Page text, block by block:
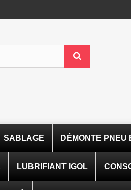
SABLAGE DÉMONTE PNEU
LUBRIFIANT IGOL